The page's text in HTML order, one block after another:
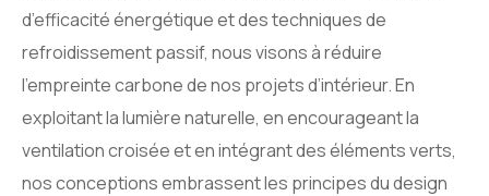
d’efficacité énergétique et des techniques de
refroidissement passif, nous visons à réduire
l’empreinte carbone de nos projets d’intérieur. En
exploitant la lumière naturelle, en encourageant la
ventilation croisée et en intégrant des éléments verts,
nos conceptions embrassent les principes du design